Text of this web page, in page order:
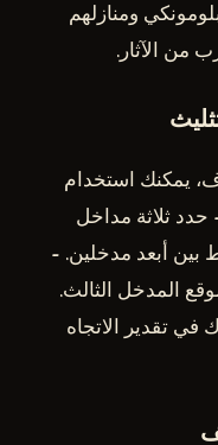
ومنازلهم
من الآثار.
يمكنك استخدام
حدد ثلاثة مداخل
أبعد مدخلين. -
المدخل الثالث.
تقدير الاتجاه